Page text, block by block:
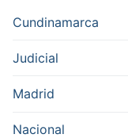
Cundinamarca
Judicial
Madrid
Nacional